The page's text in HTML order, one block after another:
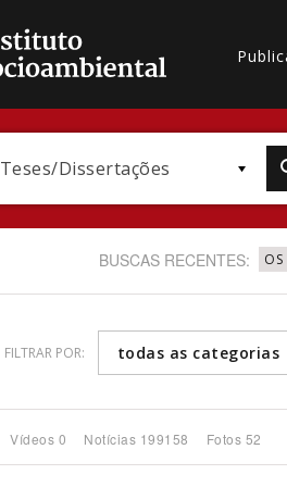
Teses/Dissertações
BUSCAS RECENTES:
FILTRAR POR: todas as categorias
Vídeos 0 Notícias 199158 Fotos 52